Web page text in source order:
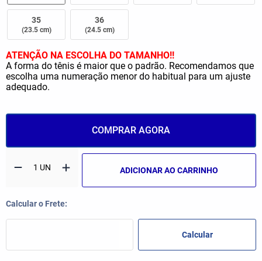
35
(23.5 cm)
36
(24.5 cm)
ATENÇÃO NA ESCOLHA DO TAMANHO!!
A forma do tênis é maior que o padrão. Recomendamos que
escolha uma numeração menor do habitual para um ajuste
adequado.
COMPRAR AGORA
ADICIONAR AO CARRINHO